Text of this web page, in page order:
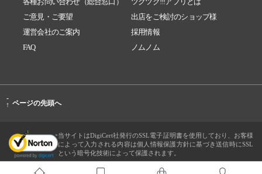
ご意見・ご要望
出店をご検討のショップ様
運営会社のご案内
採用情報
FAQ
ノムノム
-
↑ ページの先頭へ
当サイトはDigiCert社発行のSSL電子証明書を使用しており、お客様
によって入力される内容は個人情報保護方針に基づき送信時にSSL
という暗号化技術によって保護されます。